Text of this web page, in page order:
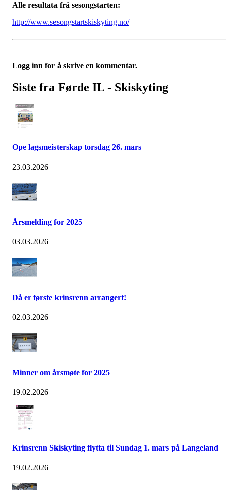
Alle resultata frå sesongstarten:
http://www.sesongstartskiskyting.no/
Logg inn for å skrive en kommentar.
Siste fra Førde IL - Skiskyting
Ope lagsmeisterskap torsdag 26. mars
23.03.2026
Årsmelding for 2025
03.03.2026
Då er første krinsrenn arrangert!
02.03.2026
Minner om årsmøte for 2025
19.02.2026
Krinsrenn Skiskyting flytta til Sundag 1. mars på Langeland
19.02.2026